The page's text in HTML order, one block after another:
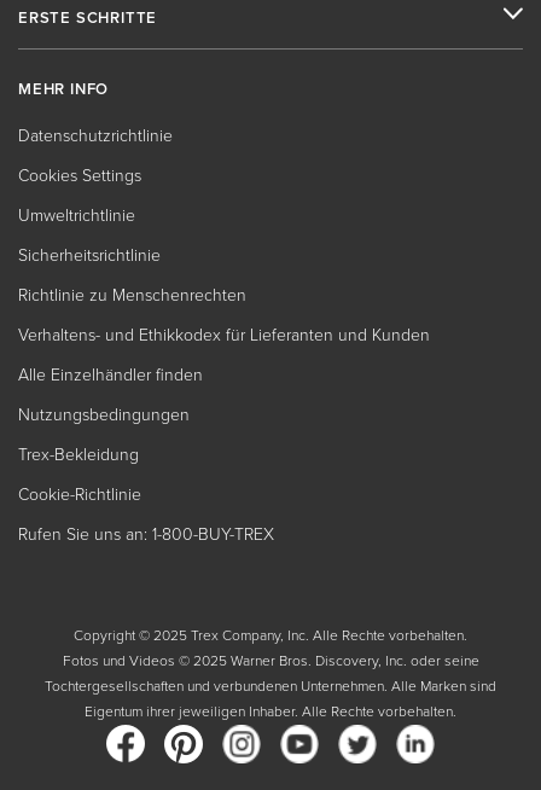
ERSTE SCHRITTE
MEHR INFO
Datenschutzrichtlinie
Cookies Settings
Umweltrichtlinie
Sicherheitsrichtlinie
Richtlinie zu Menschenrechten
Verhaltens- und Ethikkodex für Lieferanten und Kunden
Alle Einzelhändler finden
Nutzungsbedingungen
Trex-Bekleidung
Cookie-Richtlinie
Rufen Sie uns an: 1-800-BUY-TREX
Copyright © 2025 Trex Company, Inc. Alle Rechte vorbehalten.
Fotos und Videos © 2025 Warner Bros. Discovery, Inc. oder seine
Tochtergesellschaften und verbundenen Unternehmen. Alle Marken sind
Eigentum ihrer jeweiligen Inhaber. Alle Rechte vorbehalten.